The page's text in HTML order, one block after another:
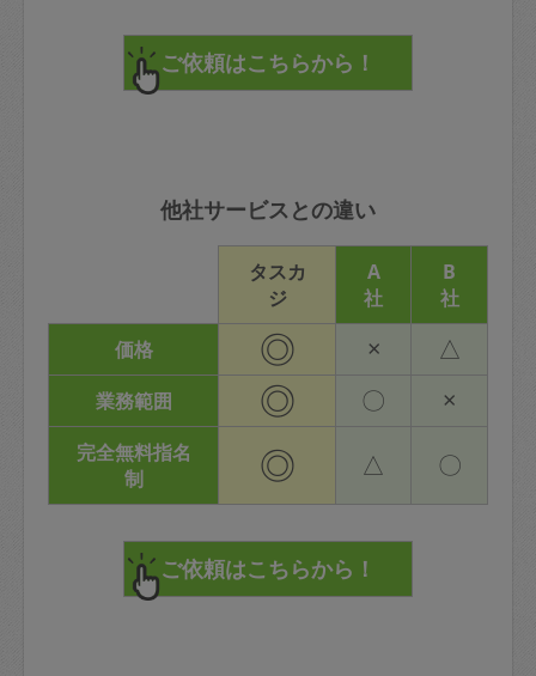
他社サービスとの違い
タスカ
ジ
A
社
B
社
価格
◎ × △
業務範囲 ◎ 〇 ×
完全無料指名
制
◎ △ 〇